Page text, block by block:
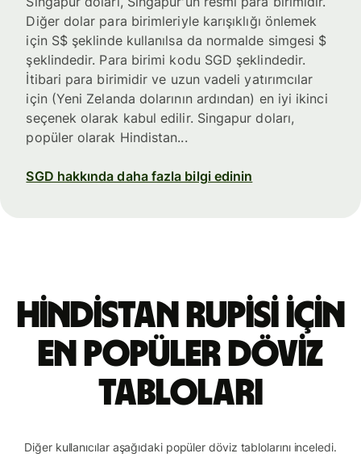
Diğer dolar para birimleriyle karışıklığı önlemek
için S$ şeklinde kullanılsa da normalde simgesi $
şeklindedir. Para birimi kodu SGD şeklindedir.
İtibari para birimidir ve uzun vadeli yatırımcılar
için (Yeni Zelanda dolarının ardından) en iyi ikinci
seçenek olarak kabul edilir. Singapur doları,
popüler olarak Hindistan...
SGD hakkında daha fazla bilgi edinin
Hindistan rupisi için
en popüler döviz
tabloları
Diğer kullanıcılar aşağıdaki popüler döviz tablolarını inceledi.